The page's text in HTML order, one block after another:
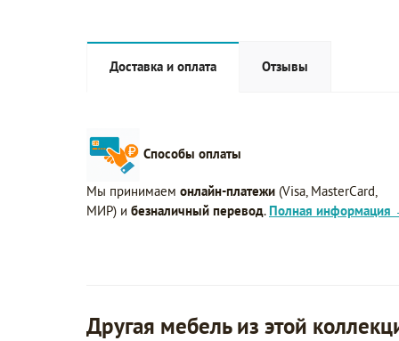
Доставка и оплата Отзывы
Способы оплаты
Мы принимаем онлайн-платежи (Visa, MasterCard,
МИР) и безналичный перевод. Полная
Другая мебель из этой